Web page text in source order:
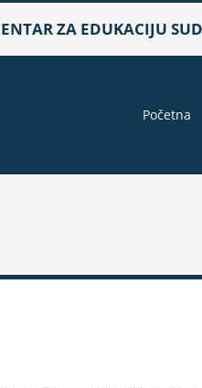
ZA EDUKACIJU
Početna